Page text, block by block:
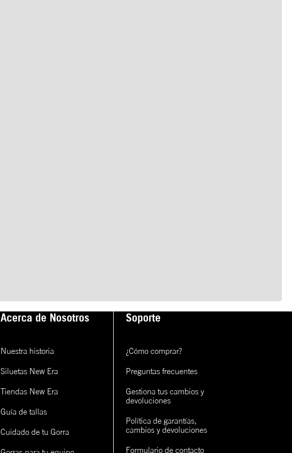
Acerca de Nosotros
Nuestra historia
Siluetas New Era
Tiendas New Era
Guía de tallas
Cuidado de tu Gorra
Soporte
¿Cómo comprar?
Preguntas frecuentes
Gestiona tus cambios y
devoluciones
Política de garantías,
cambios y devoluciones
Formulario de contacto